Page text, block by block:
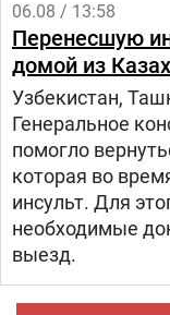
06.08 / 13:58
Перенесшую
домой из
Узбекистан,
Генеральное
помогло
которая во
инсульт. Для
необходимые
выезд.